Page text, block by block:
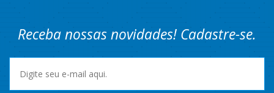
Receba nossas novidades! Cadastre-se.